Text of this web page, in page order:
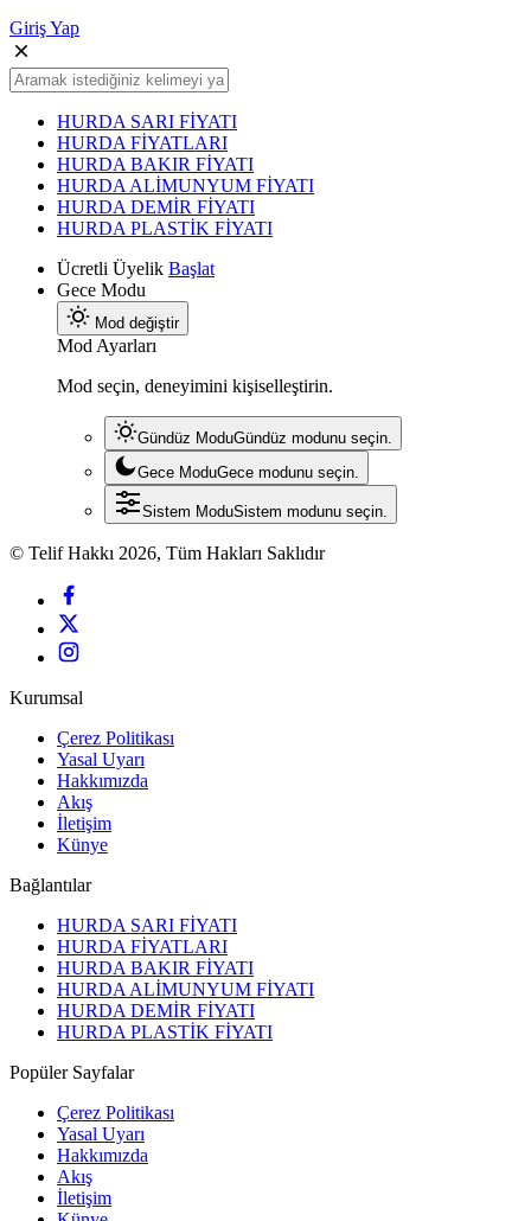
Giriş Yap
HURDA SARI FİYATI
HURDA FİYATLARI
HURDA BAKIR FİYATI
HURDA ALİMUNYUM FİYATI
HURDA DEMİR FİYATI
HURDA PLASTİK FİYATI
Ücretli Üyelik Başlat
Gece Modu
Mod değiştir
Mod Ayarları
Mod seçin, deneyimini kişiselleştirin.
Gündüz ModuGündüz modunu seçin.
Gece ModuGece modunu seçin.
Sistem ModuSistem modunu seçin.
© Telif Hakkı 2026, Tüm Hakları Saklıdır
Kurumsal
Çerez Politikası
Yasal Uyarı
Hakkımızda
Akış
İletişim
Künye
Bağlantılar
HURDA SARI FİYATI
HURDA FİYATLARI
HURDA BAKIR FİYATI
HURDA ALİMUNYUM FİYATI
HURDA DEMİR FİYATI
HURDA PLASTİK FİYATI
Popüler Sayfalar
Çerez Politikası
Yasal Uyarı
Hakkımızda
Akış
İletişim